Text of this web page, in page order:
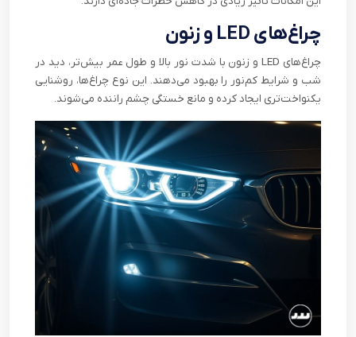
چراغ‌های LED و زنون
چراغ‌های LED و زنون با شدت نور بالا و طول عمر بیش‌تر، دید در
شب و شرایط کم‌نور را بهبود می‌دهند. این نوع چراغ‌ها، روشنایی
یکنواخت‌تری ایجاد کرده و مانع خستگی چشم راننده می‌شوند.